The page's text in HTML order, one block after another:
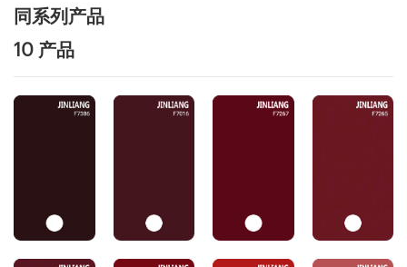
同系列产品
10 产品